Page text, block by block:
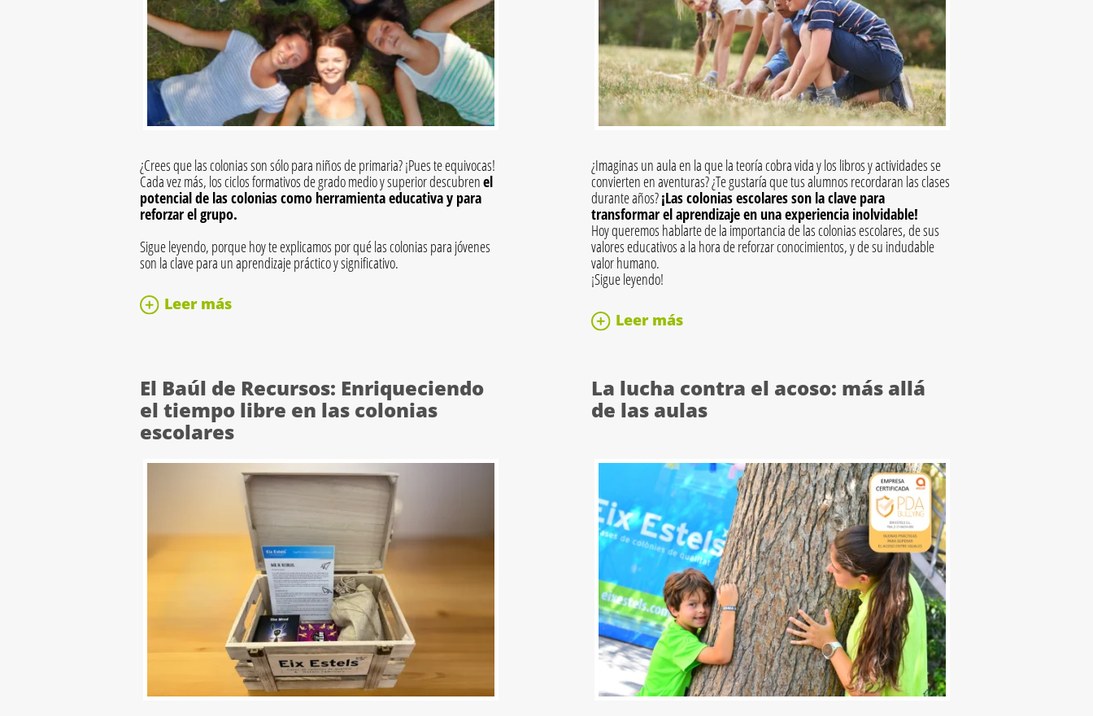
¿Crees que las colonias son sólo para niños de primaria? ¡Pues te equivocas!
Cada vez más, los ciclos formativos de grado medio y superior descubrenel
potencial de las colonias como herramienta educativa y para
reforzar el grupo.
Sigue leyendo, porque hoy te explicamos por qué las colonias para jóvenes
son la clave para un aprendizaje práctico y significativo.
Leer más
¿Imaginas un aula en la que la teoría cobra vida y los libros y actividades se
convierten en aventuras? ¿Te gustaría que tus alumnos recordaran las clases
durante años?¡Las colonias escolares son la clave para
transformar el aprendizaje en una experiencia inolvidable!
Hoy queremos hablarte de la importancia de las colonias escolares, de sus
valores educativos a la hora de reforzar conocimientos, y de su indudable
valor humano.
¡Sigue leyendo!
Leer más
El Baúl de Recursos: Enriqueciendo
el tiempo libre en las colonias
escolares
La lucha contra el acoso: más allá
de las aulas